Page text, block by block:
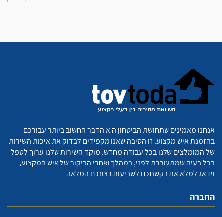
אנחנו מאמינים שתחושת הביטחון היא הדבר החשוב ביותר עבורכם
בהזמנת איש מקצוע. זו הסיבה שאנו מקפידים לבדוק את איכות השירות
של המומלצים שלנו בכל עבודה מחדש. מוקד השירות שלנו ערוך לטפל
בכל בעיה שמתעוררת לפני, במהלך ואחרי הביקור של איש המקצוע,
וידאג למלא את בקשתכם לשביעות רצונכם המלאה
החברה